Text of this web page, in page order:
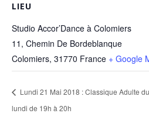
LIEU
Studio Accor’Dance à Colomiers
11, Chemin De Bordeblanque
Colomiers, 31770 France + Google
Lundi 21 Mai 2018 : Classique Adulte du
lundi de 19h à 20h